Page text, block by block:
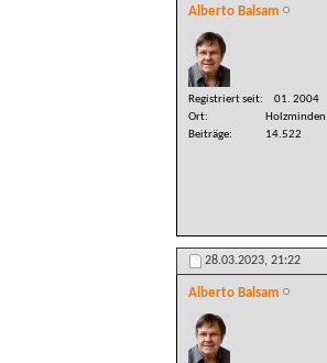
Alberto Balsam
Registriert seit
01. 2004
Ort
Holzminden
Beiträge
14.522
28.03.2023, 21:22
Alberto Balsam